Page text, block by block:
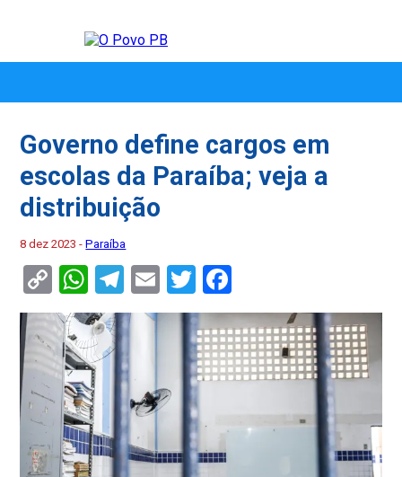
Governo define cargos em
escolas da Paraíba; veja a
distribuição
8 dez 2023 -Paraíba
Copy
Link
WhatsApp
Telegram
EmailTwitter